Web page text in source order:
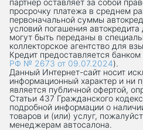
партнер оставляет за собой
просрочку платежа в среднем
первоначальной суммы
условий погашения
могут быть переданы в
коллекторское агентство для
Кредит предоставляется
РФ № 2673 от 09.07.2024).
Данный Интернет-сaйт носит
информационный характер и ни
является публичной офертой,
Статьи 437 Гражданского
подробной информации о
товаров и (или) услуг,
менеджерам автосалона.